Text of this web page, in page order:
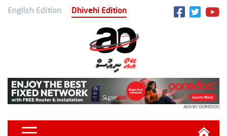
English Edition Dhivehi Edition
ADS BY OOREDOO